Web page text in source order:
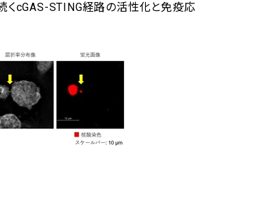
くcGAS-STING経路の活性化と免疫応